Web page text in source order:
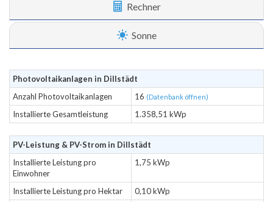
Rechner
Sonne
Photovoltaikanlagen in Dillstädt
Anzahl Photovoltaikanlagen
16 (Datenbank öffnen)
Installierte Gesamtleistung 1.358,51 kWp
PV-Leistung & PV-Strom in Dillstädt
Installierte Leistung pro
Einwohner
1,75 kWp
Installierte Leistung pro Hektar
0,10 kWp